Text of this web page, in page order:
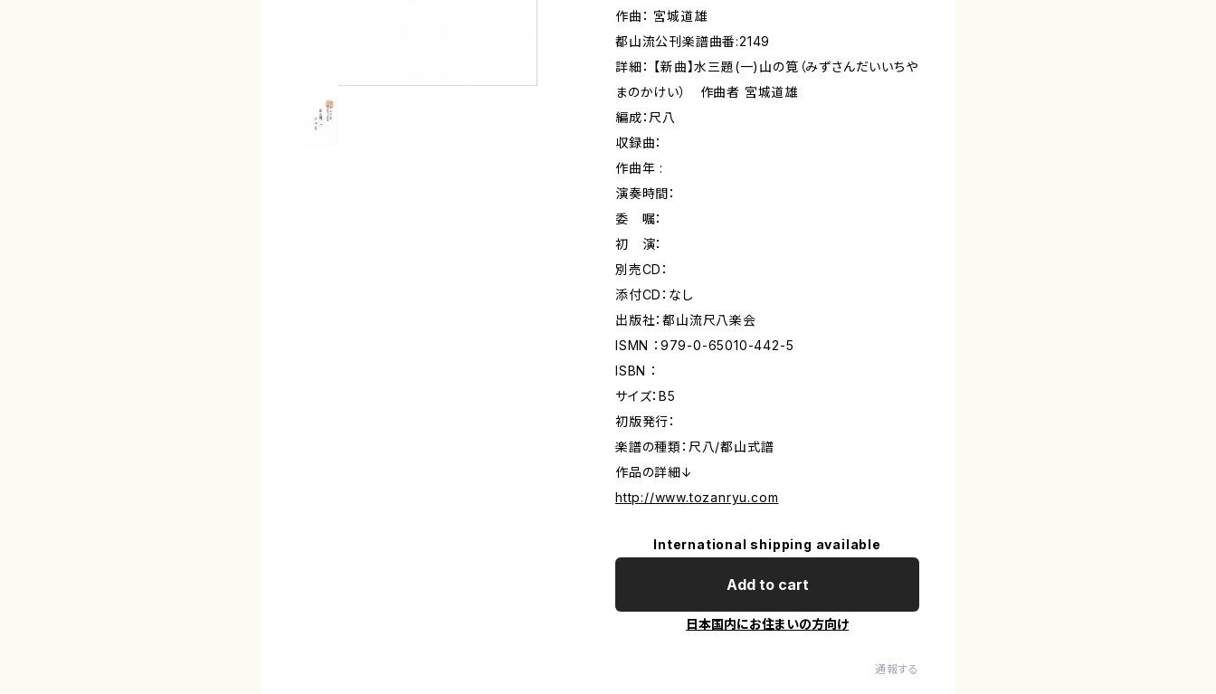
作曲： 宮城道雄
都山流公刊楽譜曲番:2149
詳細： 【新曲】水三題(一)山の筧（みずさんだいいちや
まのかけい） 作曲者 宮城道雄
編成：尺八
収録曲：
作曲年 :
演奏時間：
委 嘱：
初 演：
別売CD：
添付CD：なし
出版社：都山流尺八楽会
ISMN ：979-0-65010-442-5
ISBN ：
サイズ：B5
初版発行：
楽譜の種類：尺八/都山式譜
作品の詳細↓
http://www.tozanryu.com
International shipping available
Add to cart
日本国内にお住まいの方向け
通報する